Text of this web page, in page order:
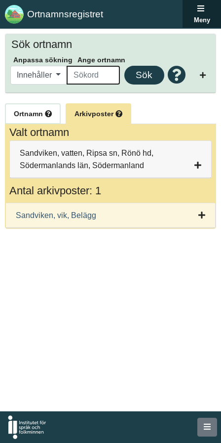
Ortnamnsregistret
Meny
Sök ortnamn
Anpassa sökning Ange ortnamn
Innehåller Sök
Ortnamn Arkivposter
Valt ortnamn
Sandviken, vatten, Ripsa sn, Rönö hd,
Södermanlands län, Södermanland
Antal arkivposter: 1
Sandviken, vik, Belägg